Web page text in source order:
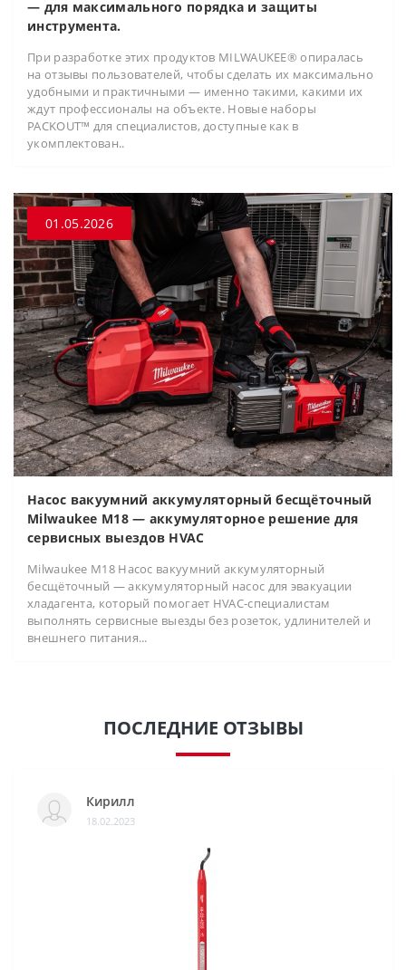
— для максимального порядка и защиты
инструмента.
При разработке этих продуктов MILWAUKEE® опиралась
на отзывы пользователей, чтобы сделать их максимально
удобными и практичными — именно такими, какими их
ждут профессионалы на объекте. Новые наборы
PACKOUT™ для специалистов, доступные как в
укомплектован..
01.05.2026
Насос вакуумний аккумуляторный бесщёточный
Milwaukee M18 — аккумуляторное решение для
сервисных выездов HVAC
Milwaukee M18 Насос вакуумний аккумуляторный
бесщёточный — аккумуляторный насос для эвакуации
хладагента, который помогает HVAC-специалистам
выполнять сервисные выезды без розеток, удлинителей и
внешнего питания...
ПОСЛЕДНИЕ ОТЗЫВЫ
Кирилл
18.02.2023